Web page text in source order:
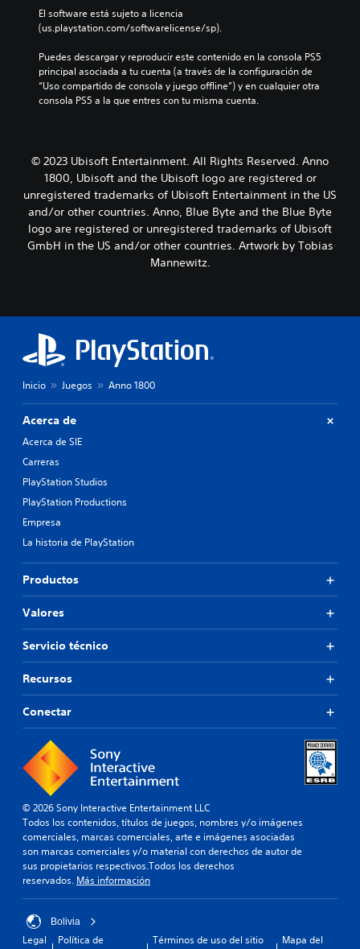
El software está sujeto a licencia
(us.playstation.com/softwarelicense/sp).
Puedes descargar y reproducir este contenido en la consola PS5
principal asociada a tu cuenta (a través de la configuración de
“Uso compartido de consola y juego offline”) y en cualquier otra
consola PS5 a la que entres con tu misma cuenta.
© 2023 Ubisoft Entertainment. All Rights Reserved. Anno
1800, Ubisoft and the Ubisoft logo are registered or
unregistered trademarks of Ubisoft Entertainment in the US
and/or other countries. Anno, Blue Byte and the Blue Byte
logo are registered or unregistered trademarks of Ubisoft
GmbH in the US and/or other countries. Artwork by Tobias
Mannewitz.
Inicio Juegos Anno 1800
Acerca de
Acerca de SIE
Carreras
PlayStation Studios
PlayStation Productions
Empresa
La historia de PlayStation
Productos
Valores
Servicio técnico
Recursos
Conectar
© 2026 Sony Interactive Entertainment LLC
Todos los contenidos, títulos de juegos, nombres y/o imágenes
comerciales, marcas comerciales, arte e imágenes asociadas
son marcas comerciales y/o material con derechos de autor de
sus propietarios respectivos.Todos los derechos
reservados. Más información
Bolivia
Legal
Política de
Términos de uso del sitio
Mapa del